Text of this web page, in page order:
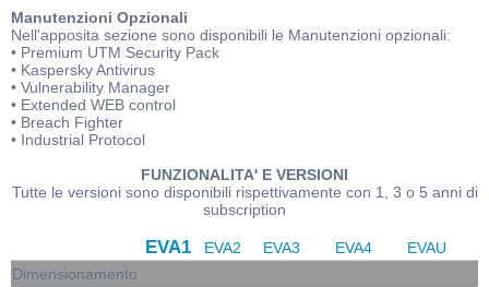
Manutenzioni Opzionali
Nell'apposita sezione sono disponibili le Manutenzioni opzionali:
• Premium UTM Security Pack
• Kaspersky Antivirus
• Vulnerability Manager
• Extended WEB control
• Breach Fighter
• Industrial Protocol
FUNZIONALITA' E VERSIONI
Tutte le versioni sono disponibili rispettivamente con 1, 3 o 5 anni di
subscription
EVA1 EVA2 EVA3 EVA4
EVAU
Dimensionamento